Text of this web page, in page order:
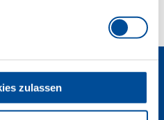
zulassen